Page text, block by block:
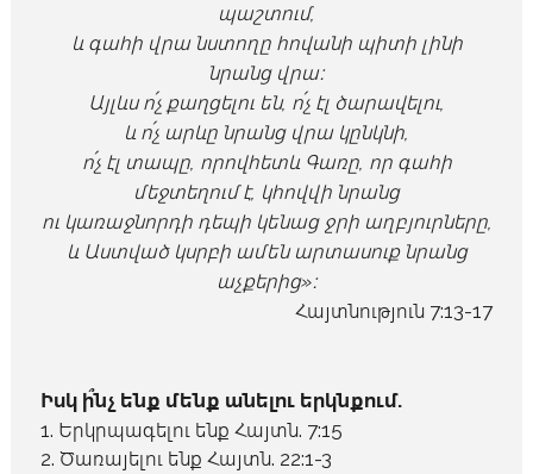
պաշտում,
և գահի վրա նստողը հովանի պիտի լինի
նրանց վրա։
Այլևս ո՛չ քաղցելու են, ո՛չ էլ ծարավելու,
և ո՛չ արևը նրանց վրա կընկնի,
ո՛չ էլ տապը, որովհետև Գառը, որ գահի
մեջտեղում է, կհովվի նրանց
ու կառաջնորդի դեպի կենաց ջրի աղբյուրները,
և Աստված կսրբի ամեն արտասուք նրանց
աչքերից»։
Հայտնություն 7:13-17
Իսկ ի՞նչ ենք մենք անելու երկնքում.
Երկրպագելու ենք Հայտն. 7:15
Ծառայելու ենք Հայտն. 22:1-3